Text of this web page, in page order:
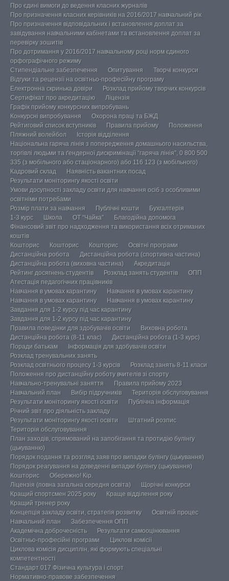
Про єдині вимоги до ведення класних журналів
Про призначення класних керівників на 2016/2017 навчальний рік
Про призначення відповідальних і встановлення доплат за
завідування навчальними кабінетами та встановлення доплат за
перевірку зошитів
Про дотримання у 2016/2017 навчальному році норм єдиного
орфографічного режиму
Стипендіальне забезпечення
Опитування
Творчі конкурси
Відгуки та рецензії на освітньо-професійну програму
Електронна скринька довіри
Розклад прийому творчих конкурсів
Сертифікат про акредитацію
Ліцензія
Графік прийому конкурсних випробувань
Конкурсні випробування
Охорона праці та БЖД
Рейтиговий список вступників
Правила прийому
Положення
Пляжний волейбол
Історія відділення
Національна гаряча лінія з попередження домашнього насильства,
торгівлі людьми та ґендерної дискримінації “гаряча лінія”, 0 800 500
335 (з мобільного або стаціонарного) або 116 123 (з мобільного)
Кадровий склад
Наявність вакантних посад
Результати моніторингу якості освіти
Умови досупності закладу освіти для навчання осіб з особливими
освітніми потребами
Розмір плати за навчання
Публічні кошти
Бухгалтерія
1-3 курс
Школа ОТ “Чайка”
Благодійна допомога
Фінансовий звіт про надходження та використання всіх отриманих
коштів
Кошторис
Кошторис Кошторис
Освітні програми
Дистанційна робота
Дистанційна робота (спортивна частина)
Дистанційна робота (виховна частина)
Акредитація
Рейтинг досягнень студентів
Розклад занять студентів
ОПП
Атестація педагогічних працівників
Навчання в умовах карантину
Навчання в умовах карантину
Навчання в умовах карантину
Навчання в умовах карантину
Завдання для 1-2 курсу під час карантину
Завдання для 1-2 курсу під час карантину
Правила поведінки для здобувачів освіти
Виховна робота
Дистанційна робота (8-11 клас)
Дистанційна робота (1-3 курс)
Поради батькам
Інформація для здобувачів освіти
Розклад тренувальних занять
Розклад освітнього процесу 1-3 курсів
Розклад занять 8-11 класи
Положення про дистанційну роботу вчителів зі спорту
Навчально-тренувальні заняття
Правила прийому 2023
Навчальний план
Вибір підручників
Територія обслуговування
Результати моніторингу якості освіти
Публічна інформація
Річний звіт про діяльність закладу
Результати моніторингу якості освіти
Штатний розпис
Територія обслуговування
План заходів, спрямований на запобігання та протидію булінгу
(цькуванню)
Порядок подання та розгляд заяв про випадки булінгу (цькування)
Порядок реагування на доведенні випадки булінгу (цькування)
Кошторис
Обережно! Кір.
Ліцензія (повна загальна середня освіта)
Щорічні конкурси
Кращий спортсмен 2025 року
Краще відділення року
Кращий тренер року
Концепція закладу освіти, стратегія розвитку
Освітній процес
Навчальний план
Забезпечення ОПП
Академічна доброчесність
Результати самооцінювання
Освітньо-професійні програми
Циклові комісії
Циклова комісія дисциплін, які формують спеціальні
компетентності
Стандарт 017 Фізична культура і спорт
Нормативно-правове забезпечення